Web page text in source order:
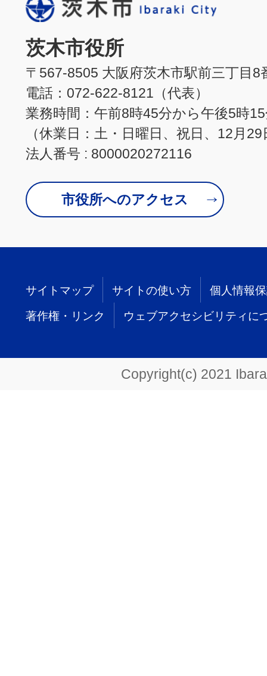
茨木市役所
〒567-8505 大阪府茨木市駅前三丁目8
電話：072-622-8121（代表）
業務時間：午前8時45分から午後5時
（休業日：土・日曜日、祝日、12月
法人番号 : 8000020272116
市役所へのアクセス
サイトマップ サイトの使い方 個人情報
著作権・リンク ウェブアクセシビリティに
Copyright(c) 2021